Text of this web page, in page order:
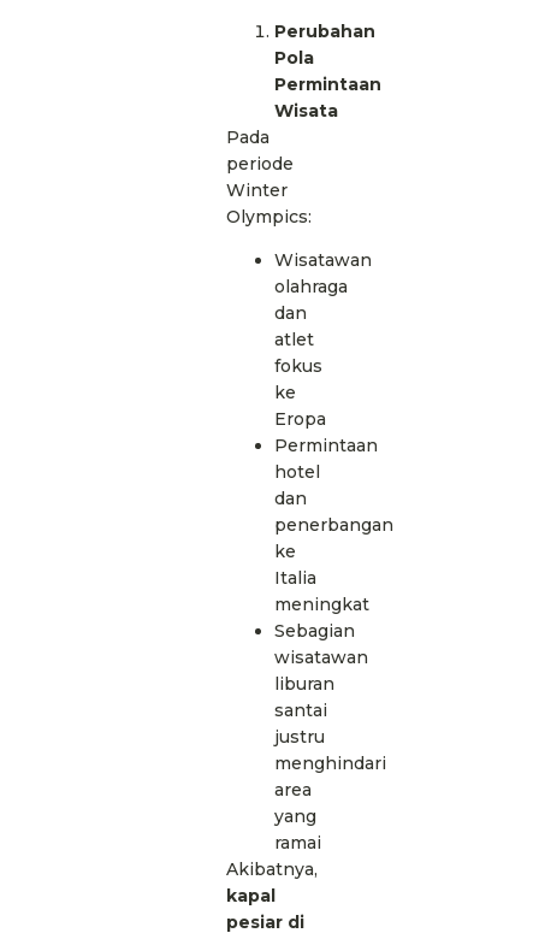
Perubahan
Pola
Permintaan
Wisata
Pada
periode
Winter
Olympics:
Wisatawan
olahraga
dan
atlet
fokus
ke
Eropa
Permintaan
hotel
dan
penerbangan
ke
Italia
meningkat
Sebagian
wisatawan
liburan
santai
justru
menghindari
area
yang
ramai
Akibatnya,
kapal
pesiar di